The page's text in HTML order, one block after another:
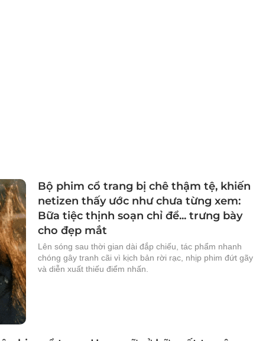
Bộ phim cổ trang bị chê thậm tệ, khiến
netizen thấy ước như chưa từng xem:
Bữa tiệc thịnh soạn chỉ để... trưng bày
cho đẹp mắt
Lên sóng sau thời gian dài đắp chiếu, tác phẩm nhanh
chóng gây tranh cãi vì kịch bản rời rạc, nhịp phim đứt gãy
và diễn xuất thiếu điểm nhấn.